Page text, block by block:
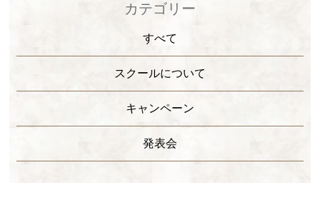
各スクール案内
カテゴリー
すべて
スクールについて
キャンペーン
発表会